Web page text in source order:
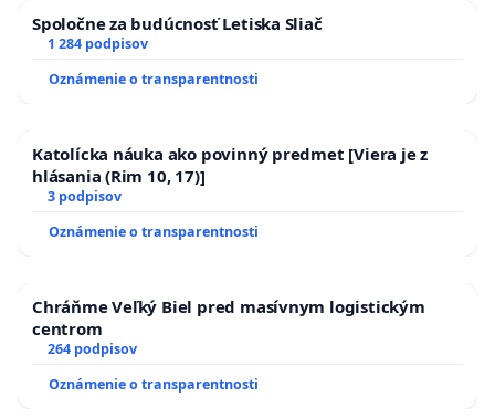
Spoločne za budúcnosť Letiska Sliač
1 284 podpisov
Oznámenie o transparentnosti
Katolícka náuka ako povinný predmet [Viera je z
hlásania (Rim 10, 17)]
3 podpisov
Oznámenie o transparentnosti
Chráňme Veľký Biel pred masívnym logistickým
centrom
264 podpisov
Oznámenie o transparentnosti